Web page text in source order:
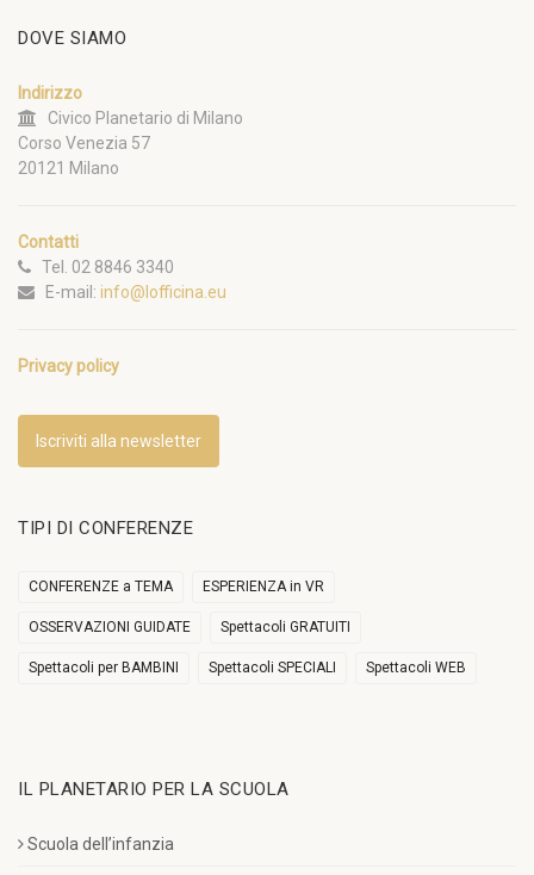
DOVE SIAMO
Indirizzo
Civico Planetario di Milano
Corso Venezia 57
20121 Milano
Contatti
Tel. 02 8846 3340
E-mail: info@lofficina.eu
Privacy policy
Iscriviti alla newsletter
TIPI DI CONFERENZE
CONFERENZE a TEMA ESPERIENZA in VR
OSSERVAZIONI GUIDATE Spettacoli GRATUITI
Spettacoli per BAMBINI Spettacoli SPECIALI Spettacoli WEB
IL PLANETARIO PER LA SCUOLA
Scuola dell’infanzia